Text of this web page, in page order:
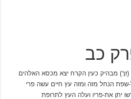
כב
(זך) מבהיק כעין הקרח יצא מכסא האלהים
שפת הנחל מזה ומזה עץ חיים עשה פרי
יתן את-פריו ועלה העץ לתרופת